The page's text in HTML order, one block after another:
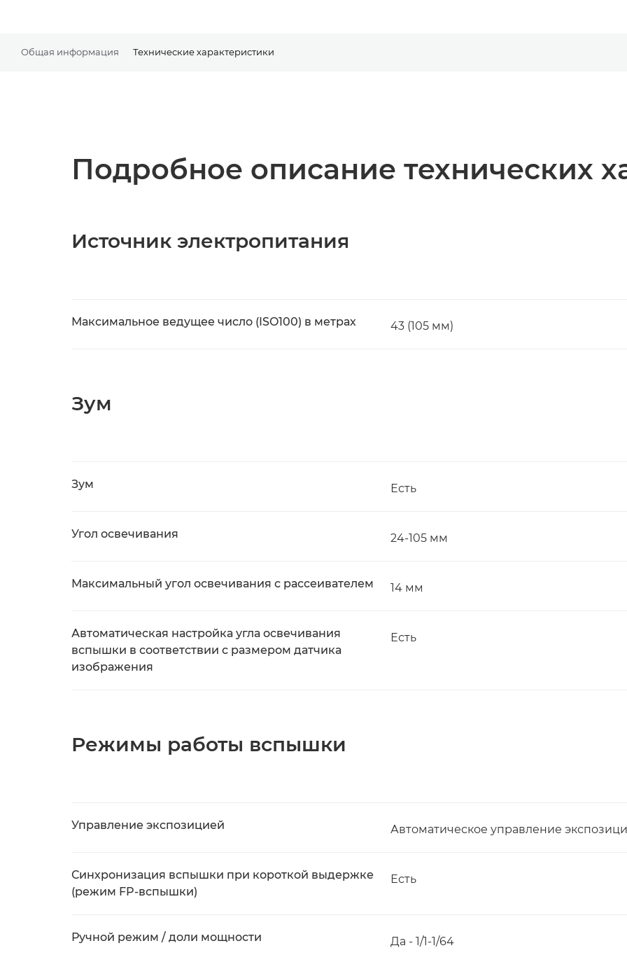
Общая информация Технические характеристики
Подробное описание технических
Источник электропитания
Максимальное ведущее число (ISO100) в метрах 43 (105 мм)
Зум
Зум Есть
Угол освечивания 24-105 мм
Максимальный угол освечивания с рассеивателем 14 мм
Автоматическая настройка угла освечивания
вспышки в соответствии с размером датчика
изображения
Есть
Режимы работы вспышки
Управление экспозицией Автоматическое управление
Синхронизация вспышки при короткой выдержке
(режим FP-вспышки)
Есть
Ручной режим / доли мощности Да - 1/1-1/64